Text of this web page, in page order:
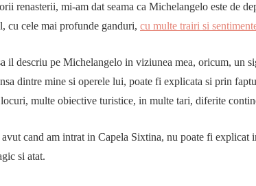
renasterii, mi-am dat seama ca Michelangelo este de
cu cele mai profunde ganduri, cu multe trairi si
il descriu pe Michelangelo in viziunea mea, oricum, un
dintre mine si operele lui, poate fi explicata si prin
multe obiective turistice, in multe tari, diferite
cand am intrat in Capela Sixtina, nu poate fi explicat
si atat.